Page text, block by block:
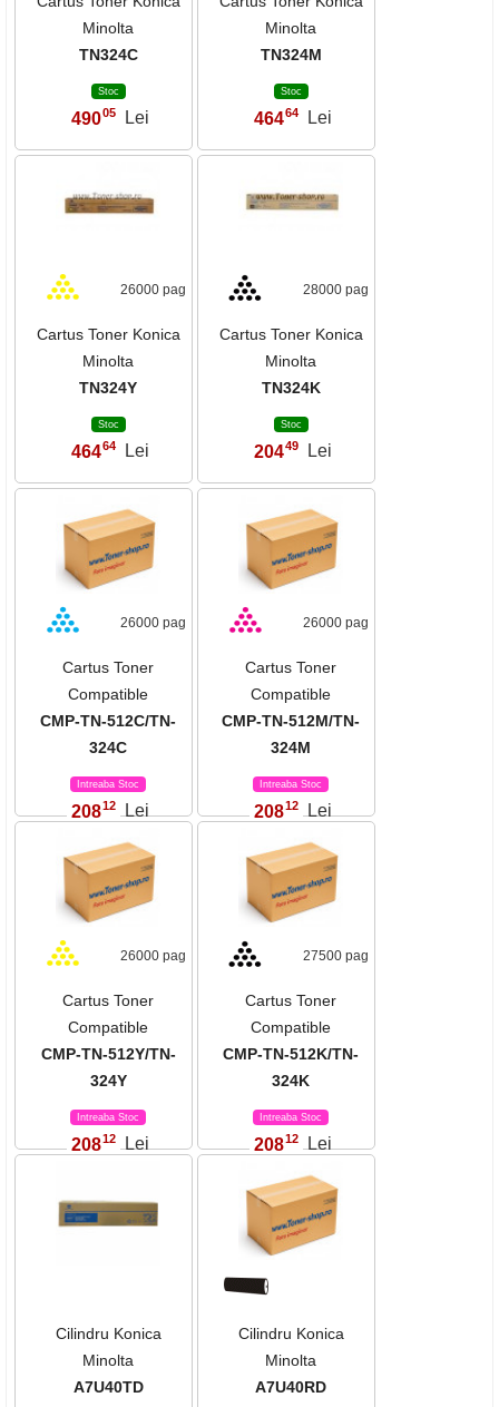
Minolta
TN324C
Stoc
49005 Lei
Minolta
TN324M
Stoc
46464 Lei
26000 pag
Cartus Toner Konica
Minolta
TN324Y
Stoc
46464 Lei
28000 pag
Cartus Toner Konica
Minolta
TN324K
Stoc
20449 Lei
26000 pag
Cartus Toner
Compatible
CMP-TN-512C/TN-
324C
Intreaba Stoc
20812 Lei
26000 pag
Cartus Toner
Compatible
CMP-TN-512M/TN-
324M
Intreaba Stoc
20812 Lei
26000 pag
Cartus Toner
Compatible
CMP-TN-512Y/TN-
324Y
Intreaba Stoc
20812 Lei
27500 pag
Cartus Toner
Compatible
CMP-TN-512K/TN-
324K
Intreaba Stoc
20812 Lei
Cilindru Konica
Minolta
A7U40TD
Cilindru Konica
Minolta
A7U40RD